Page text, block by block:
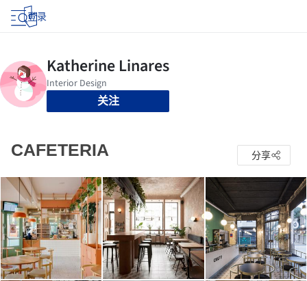
登录
关注
CAFETERIA 分享